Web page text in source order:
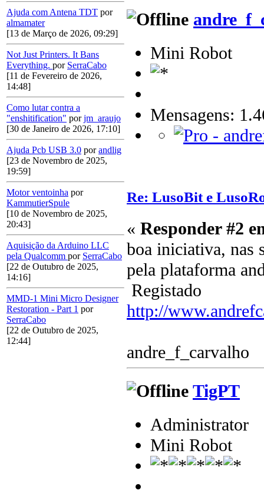
Ajuda com Antena TDT por
almamater
[13 de Março de 2026, 09:29]
Not Just Printers. It Bans
Everything. por SerraCabo
[11 de Fevereiro de 2026,
14:48]
Como lutar contra a
"enshitification" porjm_araujo
[30 de Janeiro de 2026, 17:10]
Ajuda Pcb USB 3.0 porandlig
[23 de Novembro de 2025,
19:59]
Motor ventoinha por
KammutierSpule
[10 de Novembro de 2025,
20:43]
Aquisição da Arduino LLC
pela Qualcomm por SerraCabo
[22 de Outubro de 2025,
14:16]
MMD-1 Mini Micro Designer
Restoration - Part 1 por
SerraCabo
[22 de Outubro de 2025,
12:44]
Mini Robot
Mensagens:
Re: LusoBit e
« Responder #2
boa iniciativa, nas
pela plataforma
Registado
http://
andre_f_carvalho
TigPT
Administrator
Mini Robot